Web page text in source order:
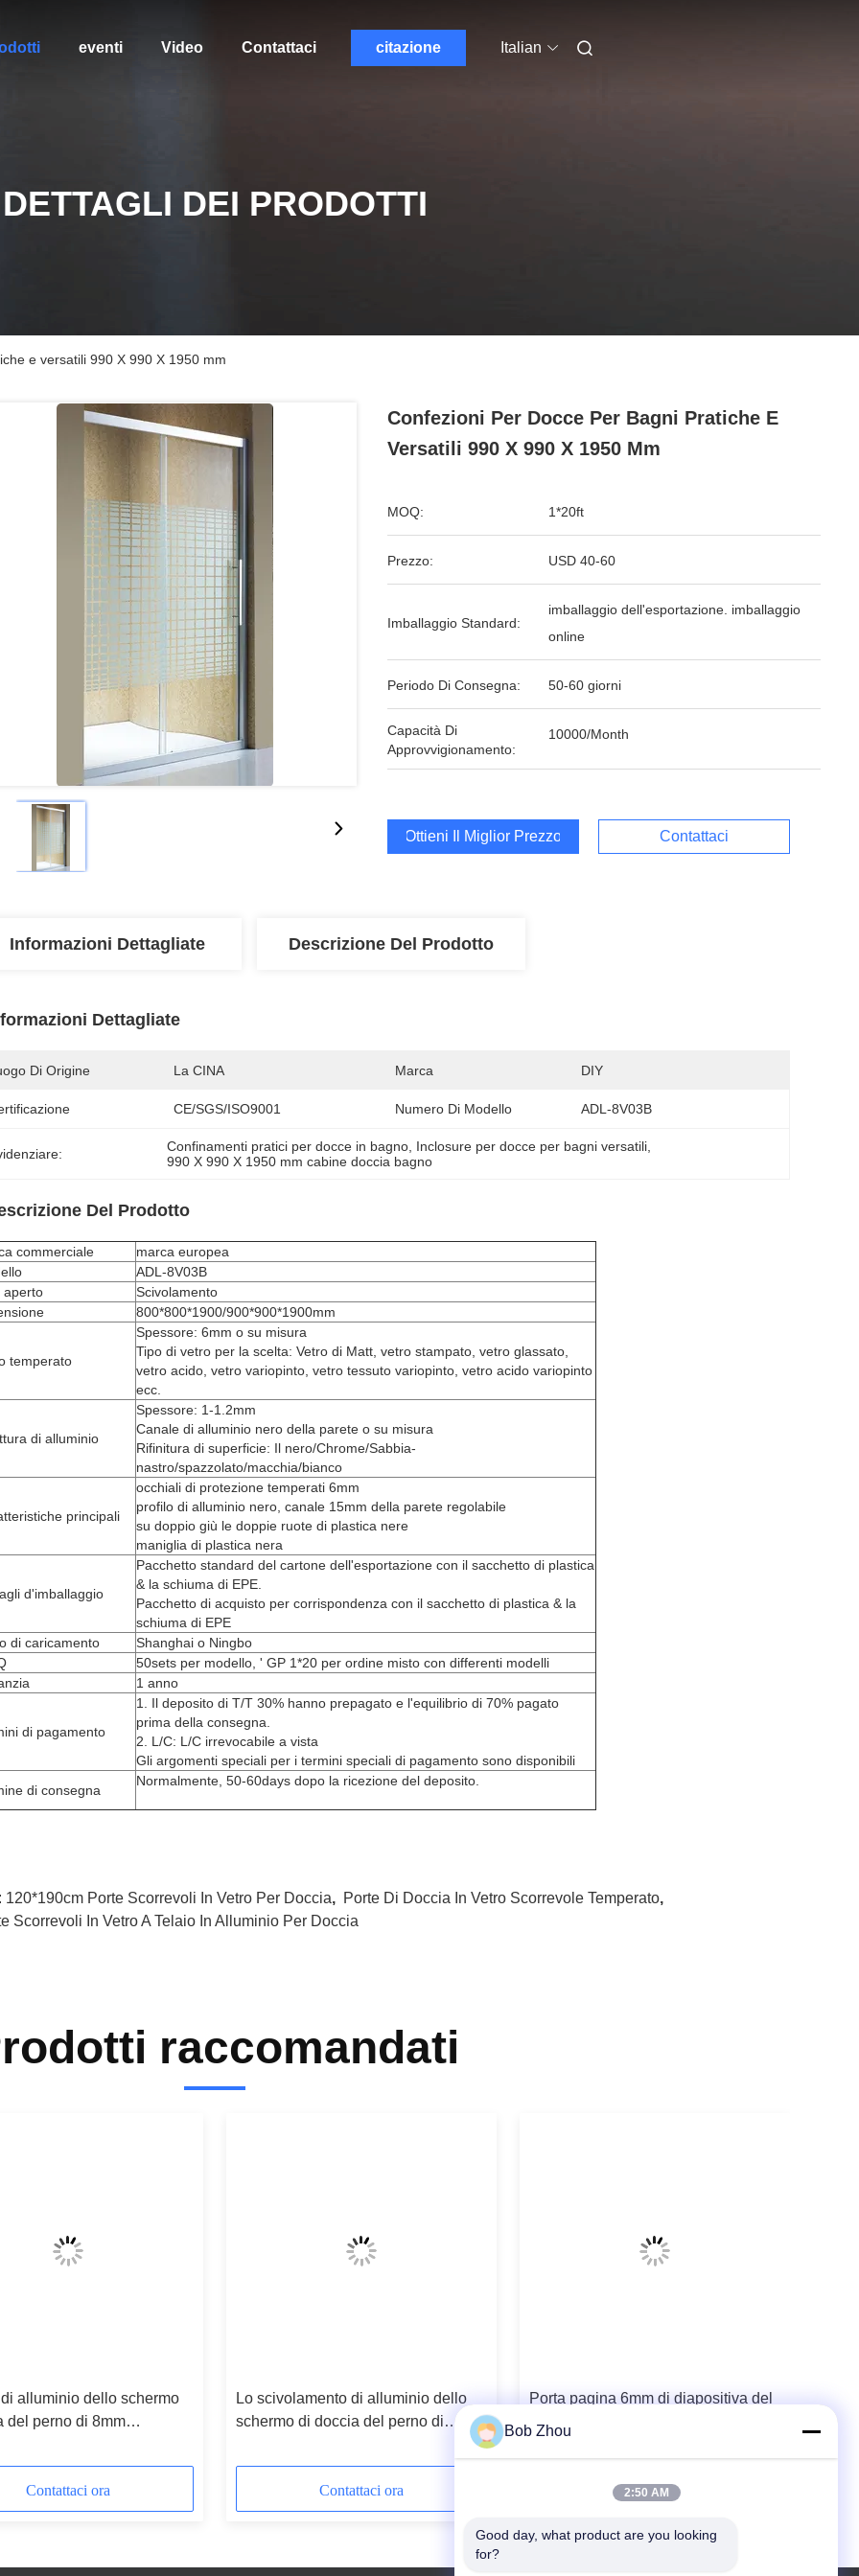
eventi Video Contattaci citazione Italian
DETTAGLI DEI PRODOTTI
e versatili 990 X 990 X 1950 mm
Confezioni Per Docce Per Bagni Pratiche E
Versatili 990 X 990 X 1950 Mm
MOQ: 1*20ft
Prezzo: USD 40-60
Imballaggio Standard:
imballaggio dell'esportazione. imballaggio
online
Periodo Di Consegna: 50-60 giorni
Capacità Di
Approvvigionamento:
10000/Month
Ottieni Il Miglior Prezzo Contattaci
Informazioni Dettagliate Descrizione Del Prodotto
Dettagliate
Di Origine La CINA Marca DIY
CE/SGS/ISO9001 Numero Di Modello ADL-8V03B
Confinamenti pratici per docce in bagno Inclosure per docce per bagni versatili
990 X 990 X 1950 mm cabine doccia bagno
Del Prodotto
commerciale
marca europea
ADL-8V03B
aperto
Scivolamento
800*800*1900/900*900*1900mm
temperato
Spessore: 6mm o su misura
Tipo di vetro per la scelta: Vetro di Matt, vetro stampato, vetro glassato,
vetro acido, vetro variopinto, vetro tessuto variopinto, vetro acido variopinto
ecc.
di alluminio
Spessore: 1-1.2mm
Canale di alluminio nero della parete o su misura
Rifinitura di superficie: Il nero/Chrome/Sabbia-
nastro/spazzolato/macchia/bianco
principali
occhiali di protezione temperati 6mm
profilo di alluminio nero, canale 15mm della parete regolabile
su doppio giù le doppie ruote di plastica nere
maniglia di plastica nera
d'imballaggio
Pacchetto standard del cartone dell'esportazione con il sacchetto di plastica
& la schiuma di EPE.
Pacchetto di acquisto per corrispondenza con il sacchetto di plastica & la
schiuma di EPE
di caricamento
Shanghai o Ningbo
50sets per modello, ' GP 1*20 per ordine misto con differenti modelli
1 anno
di pagamento
1. Il deposito di T/T 30% hanno prepagato e l'equilibrio di 70% pagato
prima della consegna.
2. L/C: L/C irrevocabile a vista
Gli argomenti speciali per i termini speciali di pagamento sono disponibili
di consegna
Normalmente, 50-60days dopo la ricezione del deposito.
120*190cm Porte Scorrevoli In Vetro Per Doccia, Porte Di Doccia In Vetro Scorrevole Temperato,
Scorrevoli In Vetro A Telaio In Alluminio Per Doccia
raccomandati
alluminio dello schermo
del perno di 8mm
Contattaci ora
Lo scivolamento di alluminio dello
schermo di doccia del perno di
Contattaci ora
Porta pagina 6mm di diapositiva del
perno del bagno di 1800x700mm
Contattaci ora
Bob Zhou
2:50 AM
Good day, what product are you looking
for?